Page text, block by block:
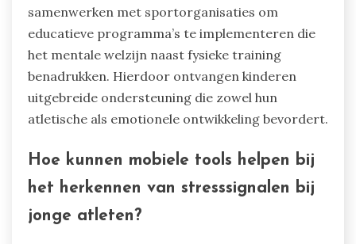
samenwerken met sportorganisaties om
educatieve programma’s te implementeren die
het mentale welzijn naast fysieke training
benadrukken. Hierdoor ontvangen kinderen
uitgebreide ondersteuning die zowel hun
atletische als emotionele ontwikkeling bevordert.
Hoe kunnen mobiele tools helpen bij
het herkennen van stresssignalen bij
jonge atleten?